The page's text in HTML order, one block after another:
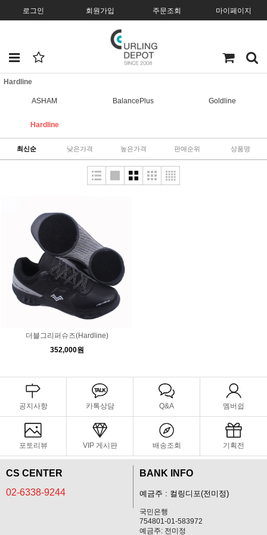
로그인 회원가입 주문조회 마이페이지
Hardline
ASHAM BalancePlus Goldline
Hardline
최신순 낮은가격 높은가격 판매순위 상품명
더블그리퍼슈즈(Hardline)
352,000원
공지사항 카톡상담 Q&A 멤버쉽
포토리뷰 VIP 게시판 배송조회 기획전
CS CENTER
02-6338-9244
BANK INFO
예금주 : 컬링디포(전미정)
국민은행
754801-01-583972
예금주: 전미정